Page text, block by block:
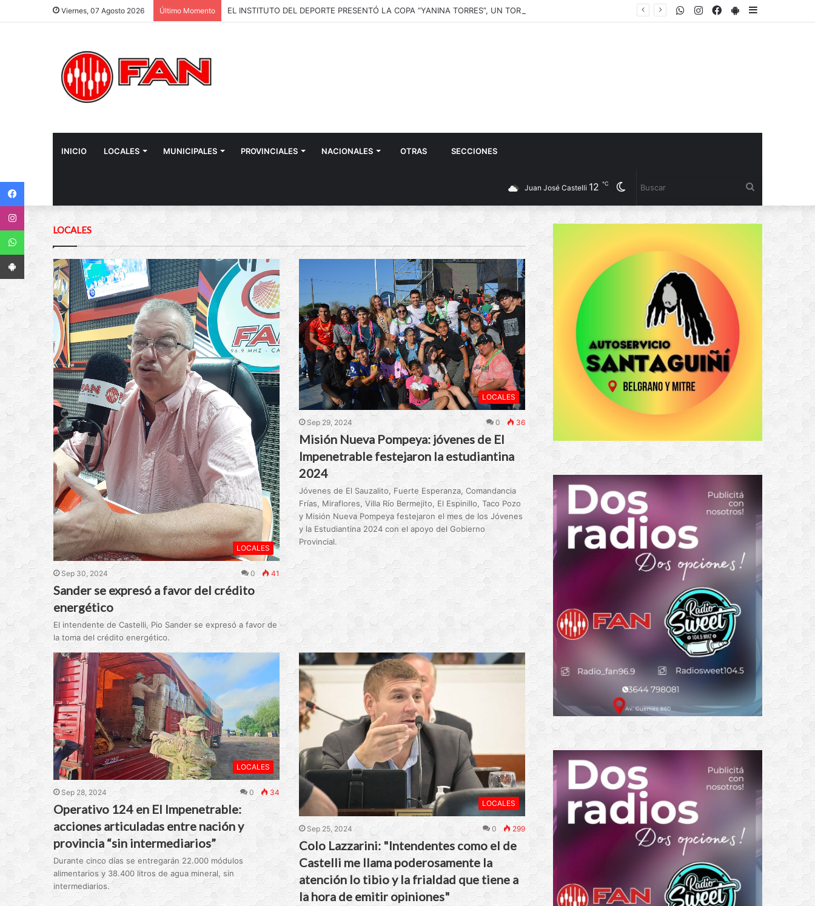
Viernes, 07 Agosto 2026 Último Momento PlayStore
Facebook
Instagram
WhatsApp
INICIO LOCALES MUNICIPALES PROVINCIALES NACIONALES OTRAS SECCIONES
Cambiar
modo
Juan José Castelli 12 ℃
LOCALES
LOCALES
Sep 30, 2024 0 41
Sander se expresó a favor del crédito
energético
El intendente de Castelli, Pio Sander se expresó a favor de
la toma del crédito energético.
LOCALES
Sep 29, 2024 0 36
Misión Nueva Pompeya: jóvenes de El
Impenetrable festejaron la estudiantina
2024
Jóvenes de El Sauzalito, Fuerte Esperanza, Comandancia
Frías, Miraflores, Villa Río Bermejito, El Espinillo, Taco Pozo
y Misión Nueva Pompeya festejaron el mes de los Jóvenes
y la Estudiantina 2024 con el apoyo del Gobierno
Provincial.
LOCALES
Sep 28, 2024 0 34
Operativo 124 en El Impenetrable:
acciones articuladas entre nación y
provincia “sin intermediarios”
Durante cinco días se entregarán 22.000 módulos
alimentarios y 38.400 litros de agua mineral, sin
intermediarios.
LOCALES
Sep 25, 2024 0 299
Colo Lazzarini: "Intendentes como el de
Castelli me llama poderosamente la
atención lo tibio y la frialdad que tiene a
la hora de emitir opiniones"
Instagram
WhatsApp
App Android